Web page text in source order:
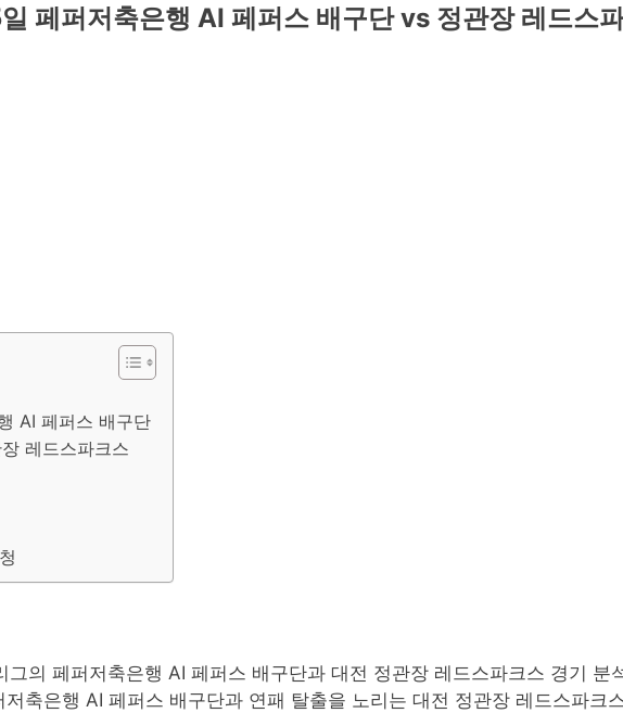
페퍼저축은행 AI 페퍼스 배구단 vs 정관장 레드스
AI 페퍼스 배구단
레드스파크스
의 페퍼저축은행 AI 페퍼스 배구단과 대전 정관장 레드스파크스 경기 분
축은행 AI 페퍼스 배구단과 연패 탈출을 노리는 대전 정관장 레드스파크